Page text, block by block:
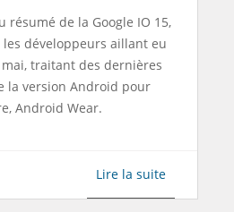
résumé de la Google IO 15,
développeurs aillant eu
traitant des dernières
la version Android pour
Android Wear.
Lire la suite